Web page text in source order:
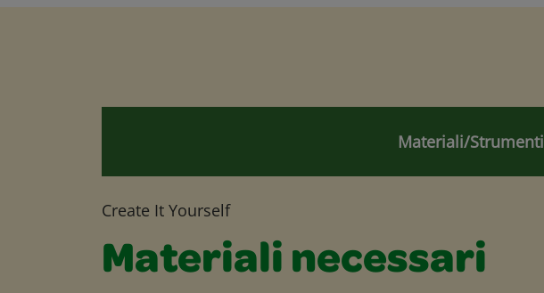
Materiali/Strumenti
Create It Yourself
Materiali necessari